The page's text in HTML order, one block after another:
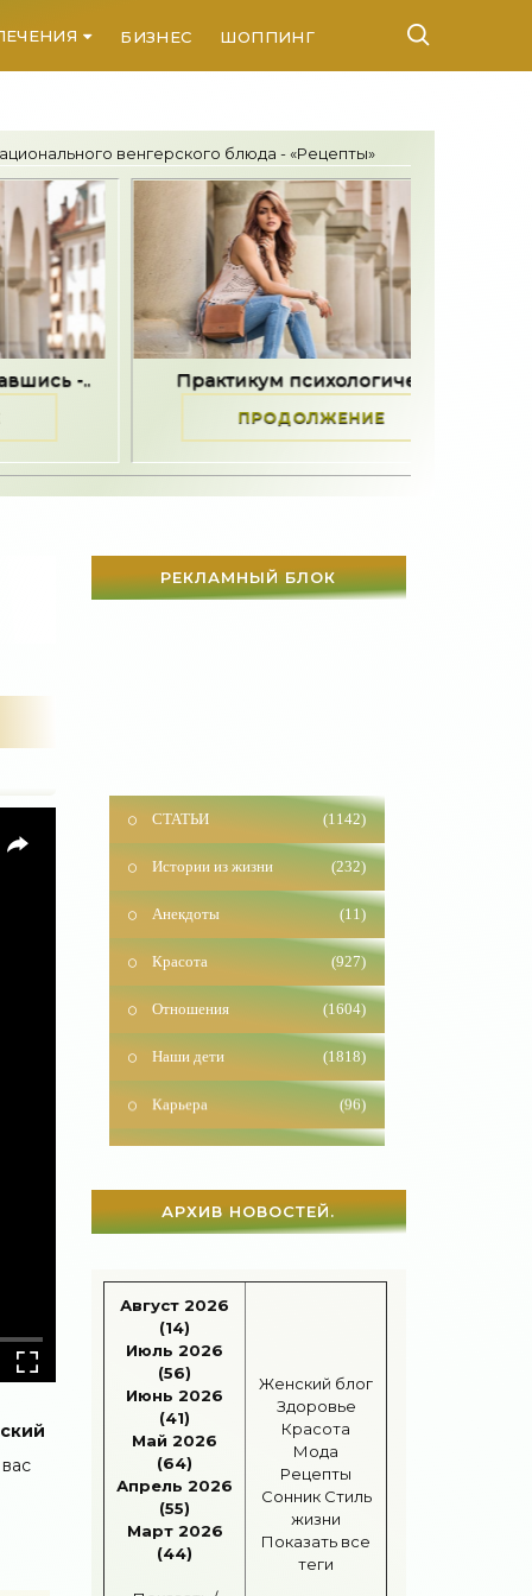
БИЗНЕС ШОППИНГ
венгерского блюда - «Рецепты»
Практикум психологической..
ПРОДОЛЖЕНИЕ
Задайте
РЕКЛАМНЫЙ БЛОК
СТАТЬИ (1142)
Истории из жизни (232)
Анекдоты (11)
Красота (927)
Отношения (1604)
Наши дети (1818)
Карьера (96)
Бизнес (717)
Шоппинг (47)
Отдых
Здоровье
Гороскоп (56)
Тесты онлайн (1464)
Дом
Беременность (124)
АРХИВ НОВОСТЕЙ.
Август 2026
(14)
Июль 2026
(56)
Июнь 2026
(41)
Май 2026
(64)
Апрель 2026
(55)
Март 2026
(44)
Женский блог
Здоровье
Красота
Мода
Рецепты
Сонник Стиль
жизни
Показать все
теги